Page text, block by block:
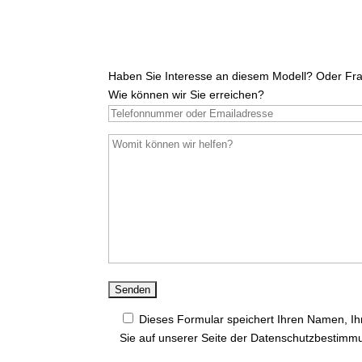
Haben Sie Interesse an diesem Modell? Oder
Wie können wir Sie erreichen?
Dieses Formular speichert Ihren Namen,
Sie auf unserer Seite der